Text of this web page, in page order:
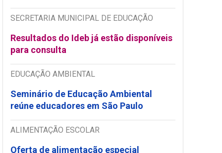
SECRETARIA MUNICIPAL DE EDUCAÇÃO
Resultados do Ideb já estão disponíveis
para consulta
EDUCAÇÃO AMBIENTAL
Seminário de Educação Ambiental
reúne educadores em São Paulo
ALIMENTAÇÃO ESCOLAR
Oferta de alimentação especial